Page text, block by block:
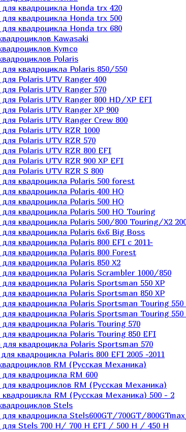
квадроцикла Honda trx 420
квадроцикла Honda trx 500
квадроцикла Honda trx 680
Kawasaki
Kymco
Polaris
квадроцикла Polaris 850/550
Polaris UTV Ranger 400
Polaris UTV Ranger 570
Polaris UTV Ranger 800 HD/XP EFI
Polaris UTV Ranger XP 900
Polaris UTV Ranger Сrew 800
Polaris UTV RZR 1000
Polaris UTV RZR 570
Polaris UTV RZR 800 EFI
Polaris UTV RZR 900 XP EFI
Polaris UTV RZR S 800
квадроцикла Polaris 500 forest
квадроцикла Polaris 400 HO
квадроцикла Polaris 500 HO
квадроцикла Polaris 500 HO Touring
квадроцикла Polaris 500/800 Touring/X2
квадроцикла Polaris 6х6 Big Boss
квадроцикла Polaris 800 EFI с 2011-
квадроцикла Polaris 800 Forest
квадроцикла Polaris 850 X2
квадроцикла Polaris Scrambler 1000/850
квадроцикла Polaris Sportsman 550 XP
квадроцикла Polaris Sportsman 850 XP
квадроцикла Polaris Sportsman Touring 550
квадроцикла Polaris Sportsman Touring 550
квадроцикла Polaris Touring 570
квадроцикла Polaris Touring 850 EFI
квадроцикла Polaris Sportsman 570
квадроцикла Polaris 800 EFI 2005 -2011
RM (Русская Механика)
квадроцикла RM 600
квадроциклов RM (Русская Механика)
RM (Русская Механика) 500 - 2
Stels
квадроцикла Stels600GT/700GT/
Stels 700 H/ 700 H EFI / 500 H / 450 H